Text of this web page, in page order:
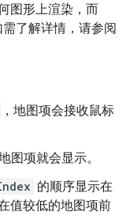
图形上渲染，而
了解详情，请参阅
，地图项会接收鼠标
地图项就会显示。
的顺序显示在
值较低的地图项前